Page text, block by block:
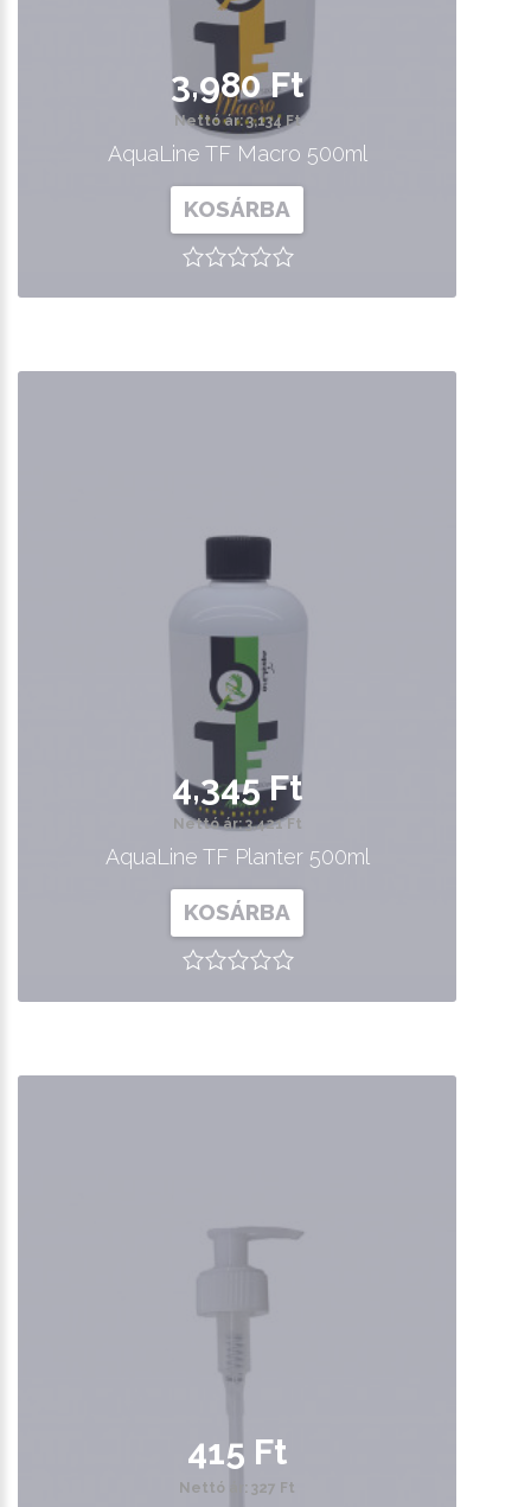
3,980 Ft
Nettó ár: 3,134 Ft
AquaLine TF Macro 500ml
KOSÁRBA
4,345 Ft
Nettó ár: 3,421 Ft
AquaLine TF Planter 500ml
KOSÁRBA
415 Ft
Nettó ár: 327 Ft